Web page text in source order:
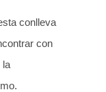
conlleva
con
la